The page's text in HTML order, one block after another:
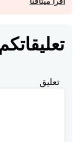
تعليقاتكم
تعليق